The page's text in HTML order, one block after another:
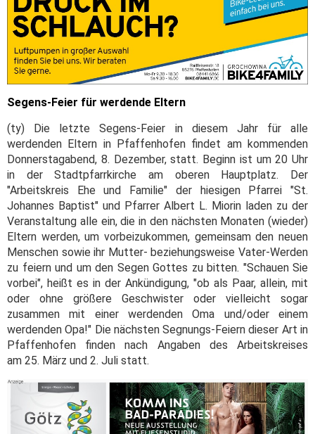
Segens-Feier für werdende Eltern
(ty) Die letzte Segens-Feier in diesem Jahr für alle
werdenden Eltern in Pfaffenhofen findet am kommenden
Donnerstagabend, 8. Dezember, statt. Beginn ist um 20 Uhr
in der Stadtpfarrkirche am oberen Hauptplatz. Der
"Arbeitskreis Ehe und Familie" der hiesigen Pfarrei "St.
Johannes Baptist" und Pfarrer Albert L. Miorin laden zu der
Veranstaltung alle ein, die in den nächsten Monaten (wieder)
Eltern werden, um vorbeizukommen, gemeinsam den neuen
Menschen sowie ihr Mutter- beziehungsweise Vater-Werden
zu feiern und um den Segen Gottes zu bitten. "Schauen Sie
vorbei", heißt es in der Ankündigung, "ob als Paar, allein, mit
oder ohne größere Geschwister oder vielleicht sogar
zusammen mit einer werdenden Oma und/oder einem
werdenden Opa!" Die nächsten Segnungs-Feiern dieser Art in
Pfaffenhofen finden nach Angaben des Arbeitskreises
am 25. März und 2. Juli statt.